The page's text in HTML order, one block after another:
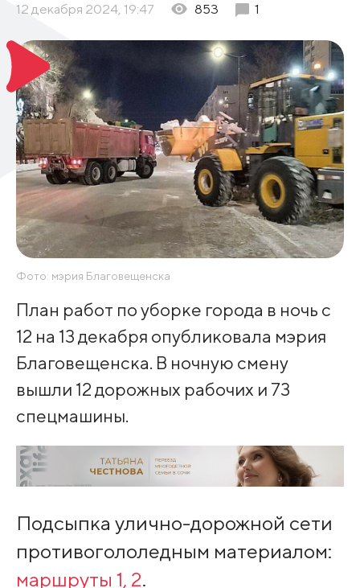
12 декабря 2024, 19:47 853 1
Фото: мэрия Благовещенска
План работ по уборке города в ночь с
12 на 13 декабря опубликовала мэрия
Благовещенска. В ночную смену
вышли 12 дорожных рабочих и 73
спецмашины.
Подсыпка улично-дорожной сети
противогололедным материалом:
маршруты 1, 2.